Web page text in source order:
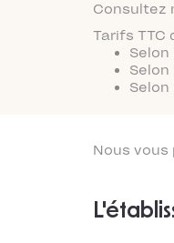
Consultez
Tarifs TTC
Nous